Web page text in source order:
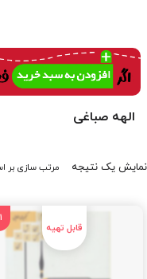
الهه صباغی
نمایش یک نتیجه